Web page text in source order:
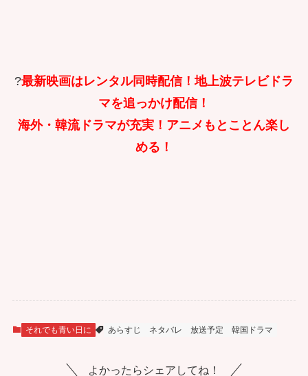
?最新映画はレンタル同時配信！地上波テレビドラ
マを追っかけ配信！
海外・韓流ドラマが充実！アニメもとことん楽し
める！
それでも青い日に あらすじ ネタバレ 放送予定 韓国ドラマ
よかったらシェアしてね！